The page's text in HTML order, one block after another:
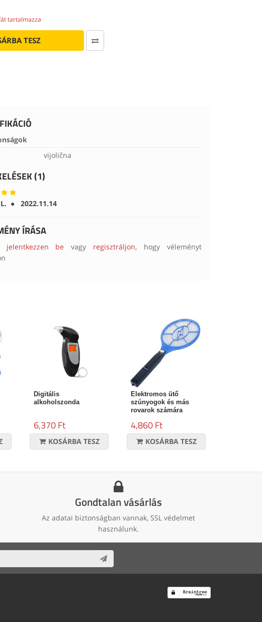
tartalmazza
TESZ
vijolična
(1)
● 2022.11.14
ÍRÁSA
jelentkezzen be vagy regisztráljon, hogy véleményt
Digitális
alkoholszonda
6,370 Ft
KOSÁRBA TESZ
Elektromos ütő
szúnyogok és más
rovarok számára
4,860 Ft
KOSÁRBA TESZ
Gondtalan vásárlás
Az adatai biztonságban vannak, SSL védelmet
használunk.